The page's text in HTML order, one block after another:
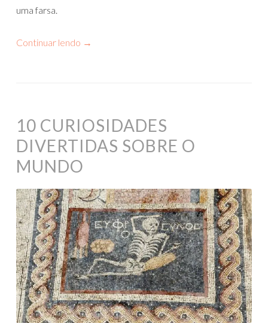
uma farsa.
Continuar lendo →
10 CURIOSIDADES
DIVERTIDAS SOBRE O
MUNDO